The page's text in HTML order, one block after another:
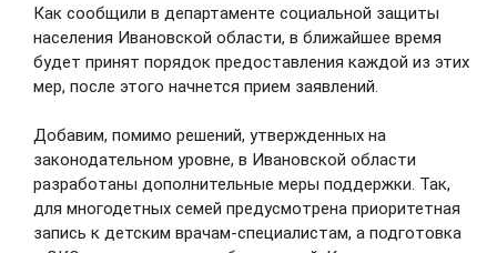
врачей для Военно-воздушных сил Военно-
медицинской академии имени С. М. Кирова по
специальности «Лечебное дело».
05.08.2026
В Детской городской больнице № 5
установлено более 80 единиц
современного медоборудования
Как сообщили в департаменте социальной защиты
населения Ивановской области, в ближайшее время
будет принят порядок предоставления каждой из этих
мер, после этого начнется прием заявлений.
Добавим, помимо решений, утвержденных на
законодательном уровне, в Ивановской области
разработаны дополнительные меры поддержки. Так,
для многодетных семей предусмотрена приоритетная
запись к детским врачам-специалистам, а подготовка